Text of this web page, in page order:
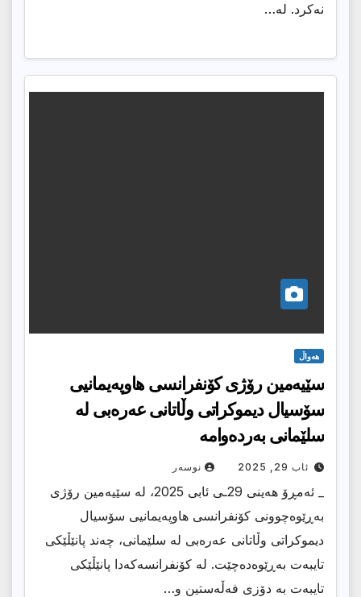
نەکرد. لە…
هەواڵ
سێیەمین رۆژی کۆنفرانسی هاوپەیمانیی
سۆسیال دیموکراتی وڵاتانی عەرەبی لە
سلێمانی بەردەوامە
ئاب 29, 2025 نوسەر
_ ئەمڕۆ هەینی 29ـی ئابی 2025، لە سێیەمین رۆژی
بەڕێوەچوونی کۆنفرانسی هاوپەیمانیی سۆسیال
دیموکراتی وڵاتانی عەرەبی لە سلێمانی، چەند پانێڵێکی
تایبەت بەڕێوەدەچێت. لە کۆنفرانسەکەدا پانێڵێکی
تایبەت بە دۆزی فەڵەستین و…